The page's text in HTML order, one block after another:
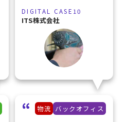
DIGITAL CASE10
ITS株式会社
物流 バックオフィス